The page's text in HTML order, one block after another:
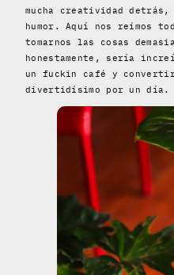
mucha creatividad detrás,
humor. Aquí nos reímos
tomarnos las cosas
honestamente, sería
un fuckin café y
divertidísimo por un día.